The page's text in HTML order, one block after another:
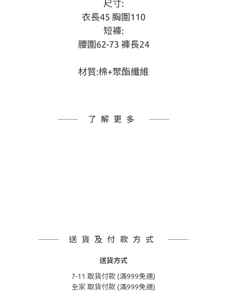
尺寸:
衣長45 胸圍110
短褲:
腰圍62-73 褲長24
材質:棉+聚酯纖維
了解更多
送貨及付款方式
送貨方式
7-11 取貨付款 (滿999免運)
全家 取貨付款 (滿999免運)